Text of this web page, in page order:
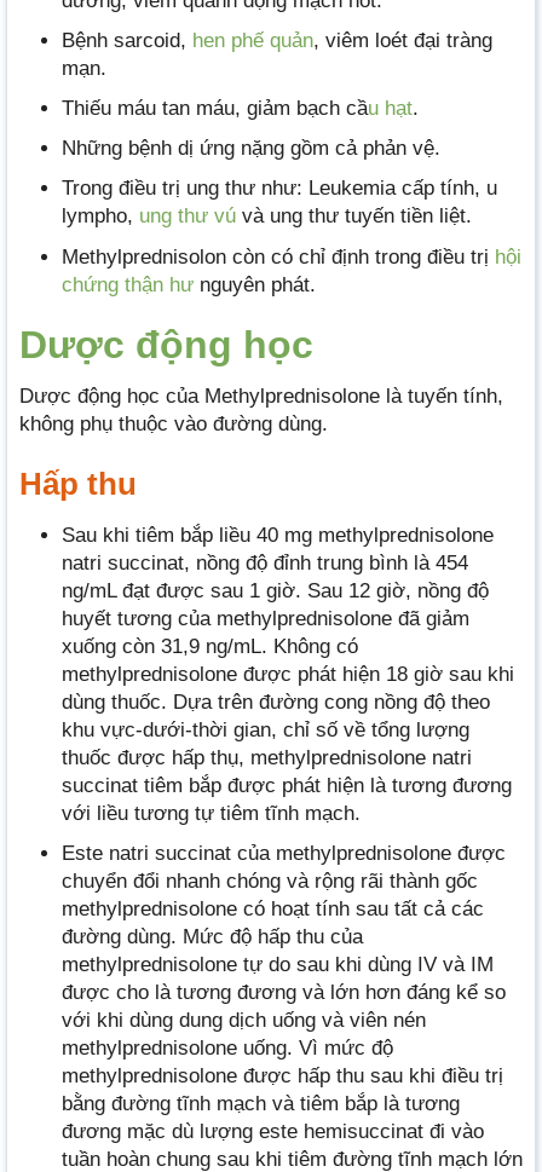
Bệnh sarcoid, hen phế quản, viêm loét đại tràng
mạn.
Thiếu máu tan máu, giảm bạch cầu hạt.
Những bệnh dị ứng nặng gồm cả phản vệ.
Trong điều trị ung thư như: Leukemia cấp tính, u
lympho, ung thư vú và ung thư tuyến tiền liệt.
Methylprednisolon còn có chỉ định trong điều trị hội
chứng thận hư nguyên phát.
Dược động học
Dược động học của Methylprednisolone là tuyến tính,
không phụ thuộc vào đường dùng.
Hấp thu
Sau khi tiêm bắp liều 40 mg methylprednisolone
natri succinat, nồng độ đỉnh trung bình là 454
ng/mL đạt được sau 1 giờ. Sau 12 giờ, nồng độ
huyết tương của methylprednisolone đã giảm
xuống còn 31,9 ng/mL. Không có
methylprednisolone được phát hiện 18 giờ sau khi
dùng thuốc. Dựa trên đường cong nồng độ theo
khu vực-dưới-thời gian, chỉ số về tổng lượng
thuốc được hấp thụ, methylprednisolone natri
succinat tiêm bắp được phát hiện là tương đương
với liều tương tự tiêm tĩnh mạch.
Este natri succinat của methylprednisolone được
chuyển đổi nhanh chóng và rộng rãi thành gốc
methylprednisolone có hoạt tính sau tất cả các
đường dùng. Mức độ hấp thu của
methylprednisolone tự do sau khi dùng IV và IM
được cho là tương đương và lớn hơn đáng kể so
với khi dùng dung dịch uống và viên nén
methylprednisolone uống. Vì mức độ
methylprednisolone được hấp thu sau khi điều trị
bằng đường tĩnh mạch và tiêm bắp là tương
đương mặc dù lượng este hemisuccinat đi vào
tuần hoàn chung sau khi tiêm đường tĩnh mạch lớn